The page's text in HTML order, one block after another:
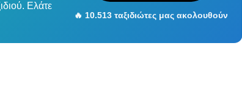
Ελάτε
🔥 10.513 ταξιδιώτες μας ακολουθούν